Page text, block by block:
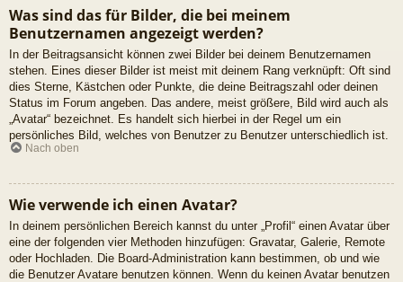
Was sind das für Bilder, die bei meinem
Benutzernamen angezeigt werden?
In der Beitragsansicht können zwei Bilder bei deinem Benutzernamen
stehen. Eines dieser Bilder ist meist mit deinem Rang verknüpft: Oft sind
dies Sterne, Kästchen oder Punkte, die deine Beitragszahl oder deinen
Status im Forum angeben. Das andere, meist größere, Bild wird auch als
„Avatar“ bezeichnet. Es handelt sich hierbei in der Regel um ein
persönliches Bild, welches von Benutzer zu Benutzer unterschiedlich ist.
Nach oben
Wie verwende ich einen Avatar?
In deinem persönlichen Bereich kannst du unter „Profil“ einen Avatar über
eine der folgenden vier Methoden hinzufügen: Gravatar, Galerie, Remote
oder Hochladen. Die Board-Administration kann bestimmen, ob und wie
die Benutzer Avatare benutzen können. Wenn du keinen Avatar benutzen